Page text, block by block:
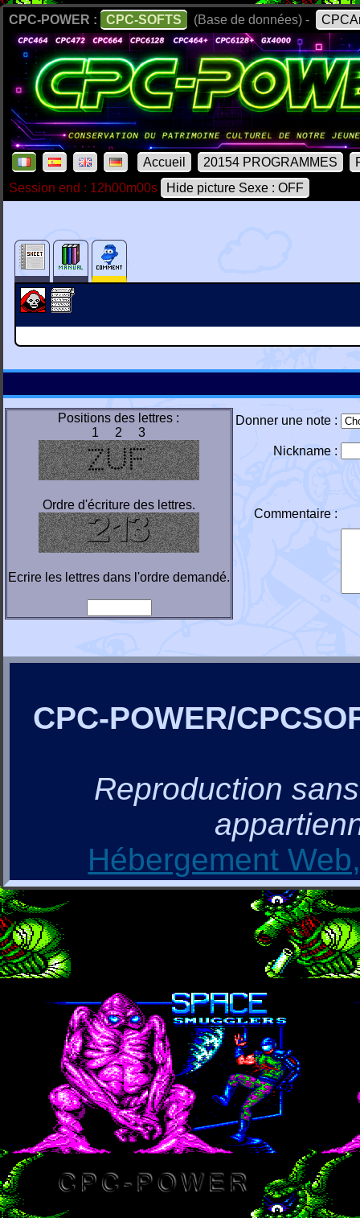
CPC-POWER : CPC-SOFTS (Base de données) -
Accueil 20154 PROGRAMMES
Session end : 12h00m00s
Hide picture Sexe : OFF
Positions des lettres :
1 2 3
Ordre d'écriture des lettres.
Ecrire les lettres dans l'ordre demandé.
Donner une note :
Nickname :
Commentaire :
CPC-POWER/
Reproduction
Hébergement